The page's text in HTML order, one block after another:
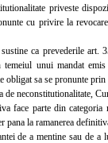
priveste
cu privire la
ca prevederile art.
temeiul unui mandat
obligat sa se pronunte
neconstitutionalitate,
face parte din categoria
pana la ramanerea
de a mentine sau de a